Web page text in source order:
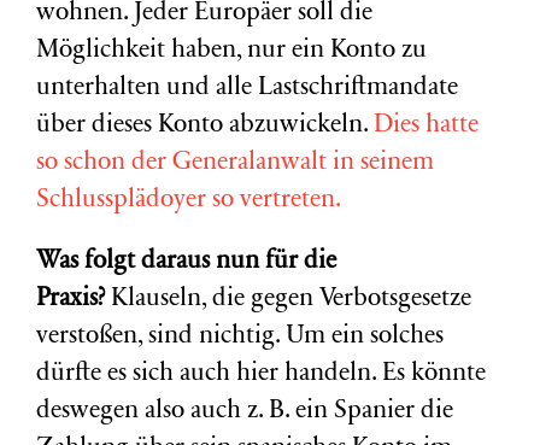
wohnen. Jeder Europäer soll die
Möglichkeit haben, nur ein Konto zu
unterhalten und alle Lastschriftmandate
über dieses Konto abzuwickeln. Dies hatte
so schon der Generalanwalt in seinem
Schlussplädoyer so vertreten.
Was folgt daraus nun für die
Praxis?Klauseln, die gegen Verbotsgesetze
verstoßen, sind nichtig. Um ein solches
dürfte es sich auch hier handeln. Es könnte
deswegen also auch z. B. ein Spanier die